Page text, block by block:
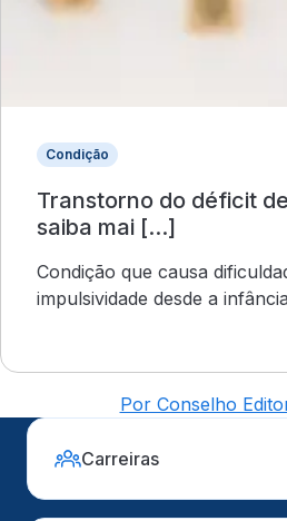
Condição
Transtorno do déficit
saiba mai [...]
Condição que causa
impulsividade desde a
Por Conselho
Carreiras